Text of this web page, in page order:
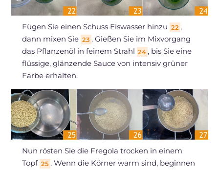
Fügen Sie einen Schuss Eiswasser hinzu 22 ,
dann mixen Sie 23 . Gießen Sie im Mixvorgang
das Pflanzenöl in feinem Strahl 24 , bis Sie eine
flüssige, glänzende Sauce von intensiv grüner
Farbe erhalten.
Nun rösten Sie die Fregola trocken in einem
Topf 25 . Wenn die Körner warm sind, beginnen